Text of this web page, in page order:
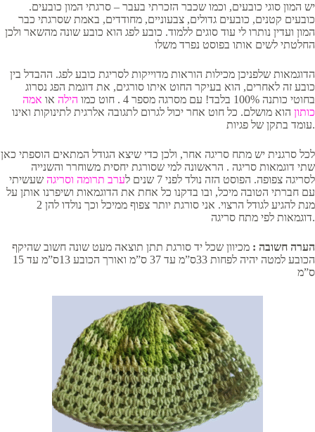
יש המון סוגי כובעים, וכמו שכבר הזכרתי בעבר – סרגתי המון כובעים.
כובעים קטנים, כובעים גדולים, צבעוניים, מחודדים, באמת שסרגתי כבר
המון ועדין נותרו לי עוד סוגים ללמוד. כובע לפג הוא כובע שונה מהשאר ולכן
החלטתי לשים אותו בפוסט נפרד משלו
הדוגמאות שלפניכן מכילות הוראות מדוייקות לסריגת כובע לפג. ההבדל בין
כובע זה לאחרים, הוא בעיקר החוט איתו סורגים, את דוגמת הפג נסרוג
בחוטי כותנה 100% בלבד! עם מסרגה מספר 4 . חוט כמו
הילה או אמה
כותון הוא מושלם. כל חוט אחר יכול לגרום לתגובה אלרגית לתינוקות ואינו
עומד בתקן של פגיות.
לכל סרגנית יש מתח סריגה אחר, ולכן כדי שיצא הגודל המתאים הוספתי כאן
שתי דוגמאות סריגה . הראשונה למי שסורגת יחסית משוחרר והשנייה
לסריגה צפופה. הפוסט הזה נולד לפני 7 שנים ל
ערב תרומה וסריגה שעשיתי
עם חברתי הטובה מיכל, ובו בדקנו כל אחת את הדוגמאות ושיפרנו אותן על
מנת להגיע לגודל הרצוי. אני סורגת יותר צפוף ממיכל וכך נולדו להן 2
דוגמאות לפי מתח סריגה.
הערה חשובה : מכיוון שכל יד סורגת תתן תוצאה מעט שונה חשוב שהיקף
הכובע למטה יהיה לפחות 33ס”מ עד 37 ס”מ ואורך הכובע 13ס”מ עד 15
ס”מ